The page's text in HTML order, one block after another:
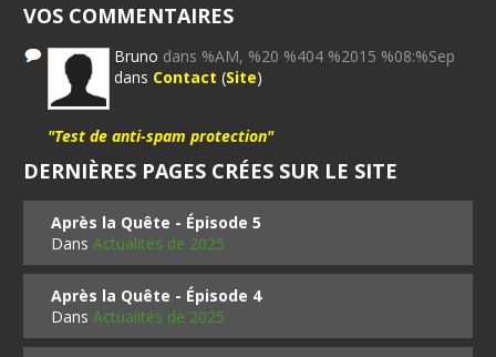
VOS COMMENTAIRES
Bruno dans %AM, %20 %404 %2015 %08:%Sep
dans Contact (Site)
"Test de anti-spam protection"
DERNIÈRES PAGES CRÉES SUR LE SITE
Après la Quête - Épisode 5
DansActualités de 2025
Après la Quête - Épisode 4
DansActualités de 2025